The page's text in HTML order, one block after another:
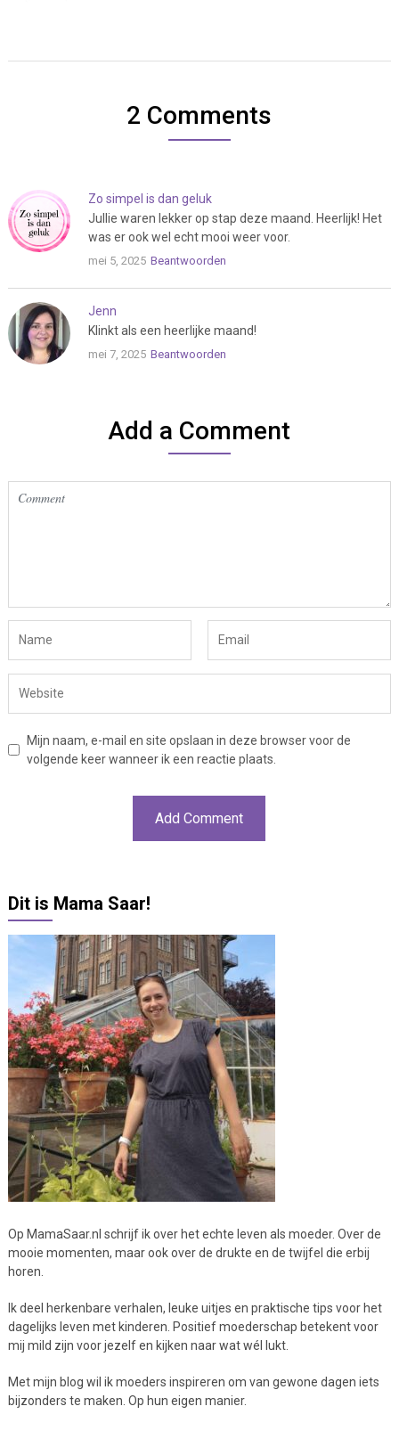
2 Comments
Zo simpel is dan geluk
Jullie waren lekker op stap deze maand. Heerlijk! Het
was er ook wel echt mooi weer voor.
mei 5, 2025 Beantwoorden
Jenn
Klinkt als een heerlijke maand!
mei 7, 2025 Beantwoorden
Add a Comment
Mijn naam, e-mail en site opslaan in deze browser voor de
volgende keer wanneer ik een reactie plaats.
Dit is Mama Saar!
Op MamaSaar.nl schrijf ik over het echte leven als moeder. Over de
mooie momenten, maar ook over de drukte en de twijfel die erbij
horen.
Ik deel herkenbare verhalen, leuke uitjes en praktische tips voor het
dagelijks leven met kinderen. Positief moederschap betekent voor
mij mild zijn voor jezelf en kijken naar wat wél lukt.
Met mijn blog wil ik moeders inspireren om van gewone dagen iets
bijzonders te maken. Op hun eigen manier.